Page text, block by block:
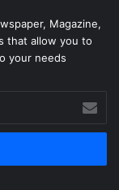
Magazine,
that allow you to
your needs.
بريدك
الإلكتروني